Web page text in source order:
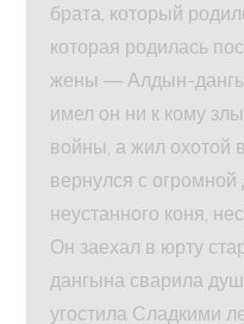
брата, который
которая родилась
жены — Алдын-
имел он ни к кому
войны, а жил охотой
вернулся с
неустанного коня,
Он заехал в юрту
дангына сварила
угостила Сладкими